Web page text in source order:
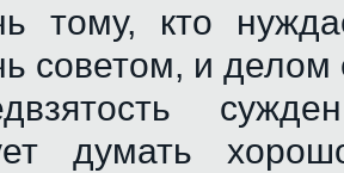
тому, кто
советом, и
думать